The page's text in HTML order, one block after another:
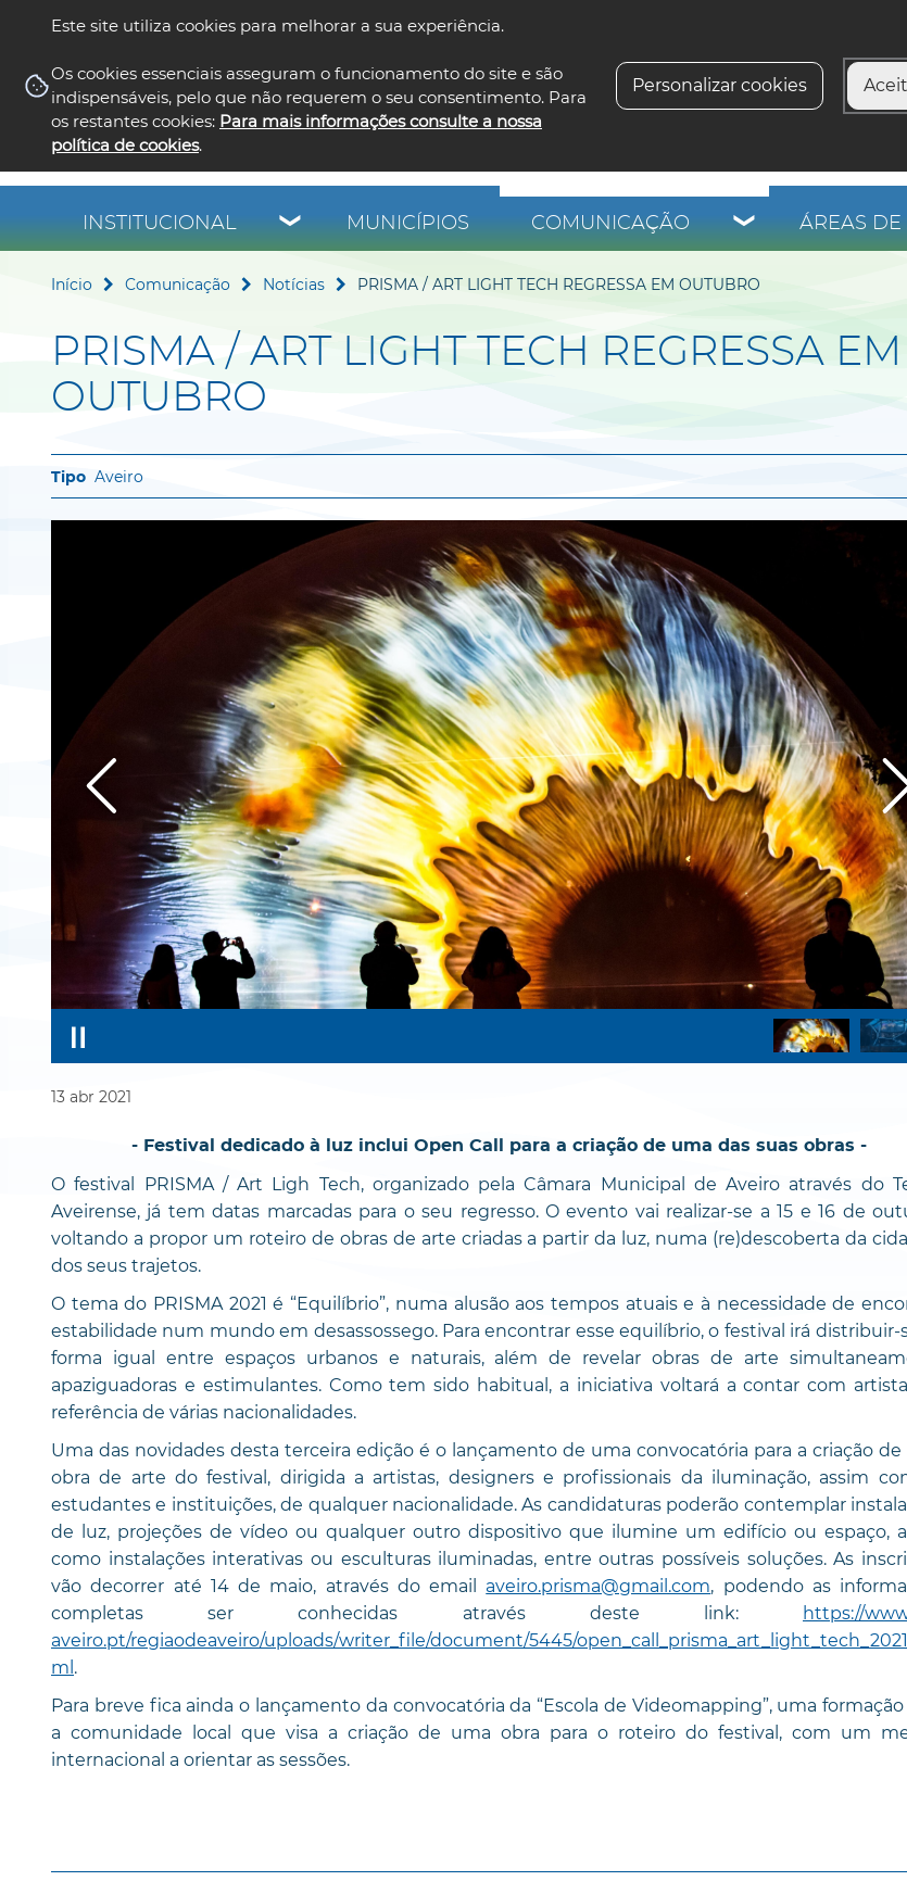
Este site utiliza cookies para melhorar a sua experiência.
Os cookies essenciais asseguram o funcionamento do site e são
indispensáveis, pelo que não requerem o seu consentimento. Para
os restantes cookies: Para mais informações consulte a nossa
política de cookies.
Personalizar cookies
INSTITUCIONAL MUNICÍPIOS COMUNICAÇÃO ÁREAS DE
Início Comunicação Notícias PRISMA / ART LIGHT TECH REGRESSA EM OUTUBRO
PRISMA / ART LIGHT TECH REGRESSA EM
OUTUBRO
Aveiro
13 abr 2021
- Festival dedicado à luz inclui Open Call para a criação de uma das suas obras -
O festival PRISMA / Art Ligh Tech, organizado pela Câmara Municipal de Aveiro através do
Aveirense, já tem datas marcadas para o seu regresso. O evento vai realizar-se a 15 e 16 de
voltando a propor um roteiro de obras de arte criadas a partir da luz, numa (re)descoberta da
dos seus trajetos.
O tema do PRISMA 2021 é “Equilíbrio”, numa alusão aos tempos atuais e à necessidade de
estabilidade num mundo em desassossego. Para encontrar esse equilíbrio, o festival irá distribuir-
forma igual entre espaços urbanos e naturais, além de revelar obras de arte
apaziguadoras e estimulantes. Como tem sido habitual, a iniciativa voltará a contar com
referência de várias nacionalidades.
Uma das novidades desta terceira edição é o lançamento de uma convocatória para a criação de
obra de arte do festival, dirigida a artistas, designers e profissionais da iluminação, assim
estudantes e instituições, de qualquer nacionalidade. As candidaturas poderão contemplar
de luz, projeções de vídeo ou qualquer outro dispositivo que ilumine um edifício ou espaço,
como instalações interativas ou esculturas iluminadas, entre outras possíveis soluções. As
vão decorrer até 14 de maio, através do email aveiro.prisma@gmail.com, podendo as
completas ser conhecidas através deste link:
https://
aveiro.pt/regiaodeaveiro/uploads/writer_file/document/5445/
ml .
Para breve fica ainda o lançamento da convocatória da “Escola de Videomapping”, uma formação
a comunidade local que visa a criação de uma obra para o roteiro do festival, com um
internacional a orientar as sessões.